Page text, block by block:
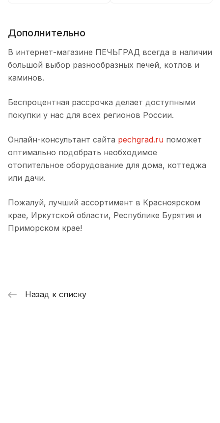
Дополнительно
В интернет-магазине ПЕЧЬГРАД всегда в наличии
большой выбор разнообразных печей, котлов и
каминов.
Беспроцентная рассрочка делает доступными
покупки у нас для всех регионов России.
Онлайн-консультант сайта pechgrad.ru поможет
оптимально подобрать необходимое
отопительное оборудование для дома, коттеджа
или дачи.
Пожалуй, лучший ассортимент в Красноярском
крае, Иркутской области, Республике Бурятия и
Приморском крае!
Назад к списку